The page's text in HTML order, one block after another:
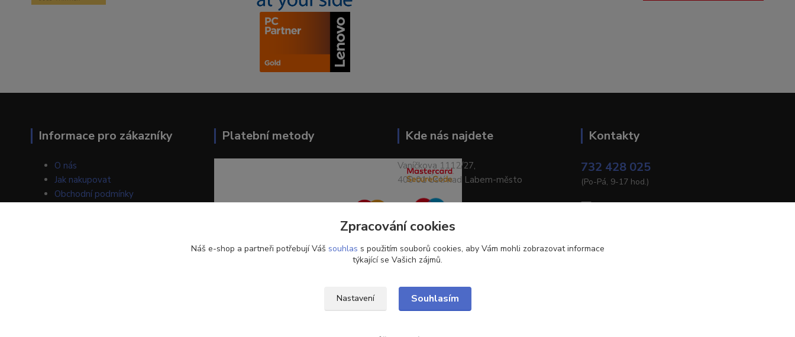
Informace pro zákazníky
O nás
Jak nakupovat
Obchodní podmínky
Platební metody Kde nás najdete
Vaníčkova 1112/27,
400 01 Ústí nad Labem-město
Kontakty
732 428 025
(Po-Pá, 9-17 hod.)
eshop@brotherservis.cz
Zpracování cookies
Náš e-shop a partneři potřebují Váš souhlas s použitím souborů cookies, aby Vám mohli zobrazovat informace
týkající se Vašich zájmů.
Nastavení Souhlasím